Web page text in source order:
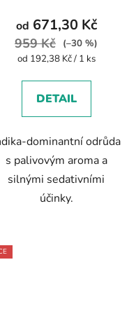
od 671,30 Kč
959 Kč
(–30 %)
Měrná
od 192,38 Kč / 1 ks
DETAIL
dominantní odrůda
s palivovým aroma a
silnými sedativními
účinky.